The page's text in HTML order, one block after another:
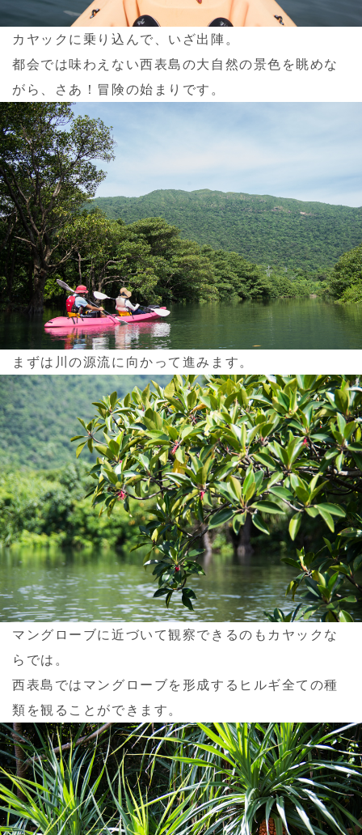
カヤックに乗り込んで、いざ出陣。
都会では味わえない西表島の大自然の景色を眺めな
がら、さあ！冒険の始まりです。
まずは川の源流に向かって進みます。
マングローブに近づいて観察できるのもカヤックな
らでは。
西表島ではマングローブを形成するヒルギ全ての種
類を観ることができます。